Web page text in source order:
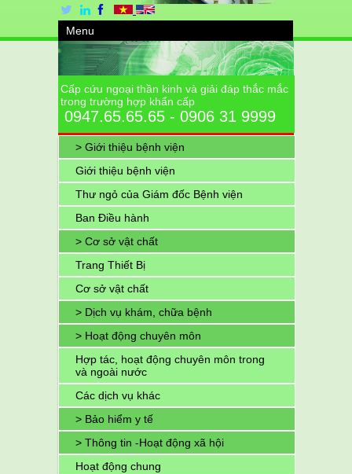
Menu
Cấp cứu ngoại thần kinh và giải đáp thắc mắc
trong trường hợp khẩn cấp
0947.65.65.65 - 0906 31 9999
> Giới thiệu bệnh viện
Giới thiệu bệnh viện
Thư ngỏ của Giám đốc Bệnh viện
Ban Điều hành
> Cơ sở vật chất
Trang Thiết Bị
Cơ sở vật chất
> Dịch vụ khám, chữa bệnh
> Hoạt động chuyên môn
Hợp tác, hoạt động chuyên môn trong
và ngoài nước
Các dịch vụ khác
> Bảo hiểm y tế
> Thông tin -Hoạt động xã hội
Hoạt động chung